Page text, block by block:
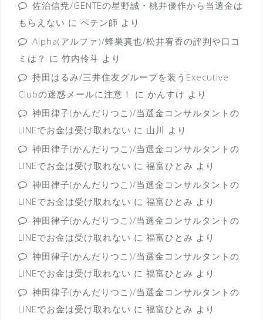
佐治信尭/GENTEの星野誠・桃井優作から当選金は
もらえない に ペテン師 より
Alpha(アルファ)/蜂巣真也/松井宥香の評判や口コ
ミは？ に 竹内伶斗 より
持田はるみ/三井住友グループを装うExecutive
Clubの迷惑メールに注意！
に かんすけ より
神田律子(かんだりつこ)/当選金コンサルタントの
LINEでお金は受け取れない に 山川 より
神田律子(かんだりつこ)/当選金コンサルタントの
LINEでお金は受け取れない に 福富ひとみ より
神田律子(かんだりつこ)/当選金コンサルタントの
LINEでお金は受け取れない に 福富ひとみ より
神田律子(かんだりつこ)/当選金コンサルタントの
LINEでお金は受け取れない に 福富ひとみ より
神田律子(かんだりつこ)/当選金コンサルタントの
LINEでお金は受け取れない に 福富ひとみ より
神田律子(かんだりつこ)/当選金コンサルタントの
LINEでお金は受け取れない に 福富ひとみ より